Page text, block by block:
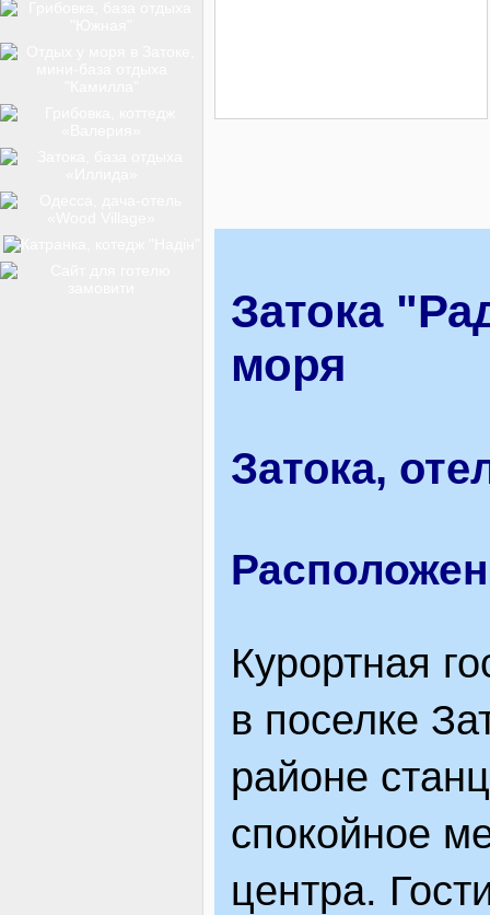
БАЗИ ВІДПОЧИНКУ
ВІДВІДУВАЧАМ
Затока
моря
Затока,
Курортная
в поселке
районе
спокойное
центра.